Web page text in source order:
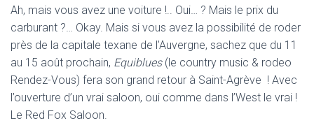
Ah, mais vous avez une voiture !.. Oui… ? Mais le prix du
carburant ?… Okay. Mais si vous avez la possibilité de roder
près de la capitale texane de l’Auvergne, sachez que du 11
au 15 août prochain, Equiblues(le country music & rodeo
Rendez-Vous) fera son grand retour à Saint-Agrève ! Avec
l’ouverture d’un vrai saloon, oui comme dans l’West le vrai !
Le Red Fox Saloon.